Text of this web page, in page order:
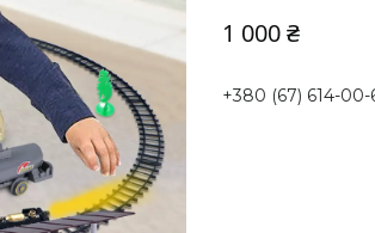
1 000 ₴
+380 (67) 614-00-